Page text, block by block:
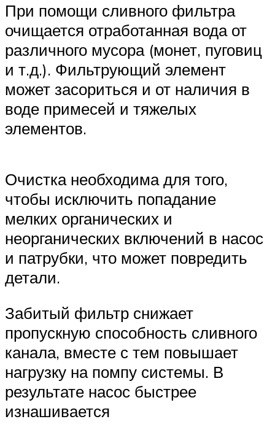
При помощи сливного фильтра
очищается отработанная вода от
различного мусора (монет, пуговиц
и т.д.). Фильтрующий элемент
может засориться и от наличия в
воде примесей и тяжелых
элементов.
Очистка необходима для того,
чтобы исключить попадание
мелких органических и
неорганических включений в насос
и патрубки, что может повредить
детали.
Забитый фильтр снижает
пропускную способность сливного
канала, вместе с тем повышает
нагрузку на помпу системы. В
результате насос быстрее
изнашивается